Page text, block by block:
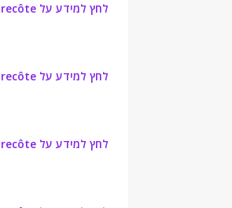
לחץ למידע על Entrecôte
לחץ למידע על Entrecôte
לחץ למידע על Entrecôte